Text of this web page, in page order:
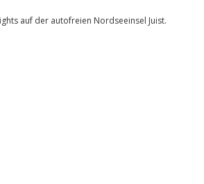
auf der autofreien Nordseeinsel Juist.